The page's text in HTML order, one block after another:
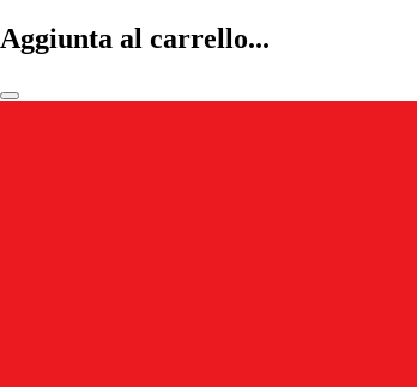
Aggiunta al carrello...